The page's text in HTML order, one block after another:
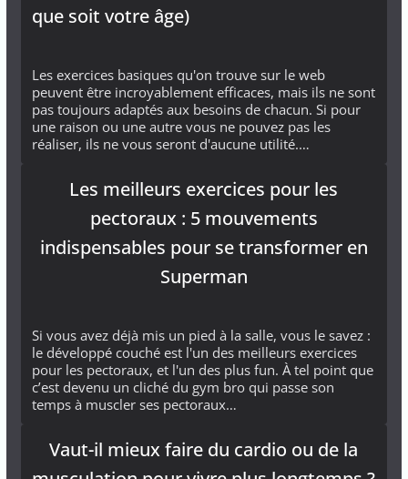
que soit votre âge)
Les exercices basiques qu'on trouve sur le web
peuvent être incroyablement efficaces, mais ils ne sont
pas toujours adaptés aux besoins de chacun. Si pour
une raison ou une autre vous ne pouvez pas les
réaliser, ils ne vous seront d'aucune utilité.…
Les meilleurs exercices pour les
pectoraux : 5 mouvements
indispensables pour se transformer en
Superman
Si vous avez déjà mis un pied à la salle, vous le savez :
le développé couché est l'un des meilleurs exercices
pour les pectoraux, et l'un des plus fun. À tel point que
c’est devenu un cliché du gym bro qui passe son
temps à muscler ses pectoraux…
Vaut-il mieux faire du cardio ou de la